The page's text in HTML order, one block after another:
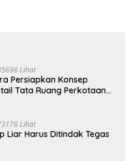
Lihat
Persiapkan Konsep
Tata Ruang Perkotaan
Lihat
Liar Harus Ditindak Tegas